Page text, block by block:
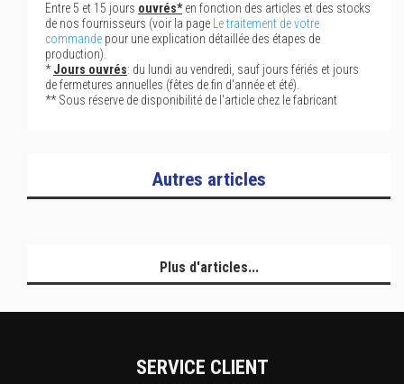
Entre 5 et 15 jours ouvrés*en fonction des articles et des stocks
de nos fournisseurs (voir la page
Le traitement de votre
commande pour une explication détaillée des étapes de
production).
*Jours ouvrés: du lundi au vendredi, sauf jours fériés et jours
de fermetures annuelles (fêtes de fin d'année et été).
** Sous réserve de disponibilité de l'article chez le fabricant
Autres articles
Plus d'articles...
SERVICE CLIENT